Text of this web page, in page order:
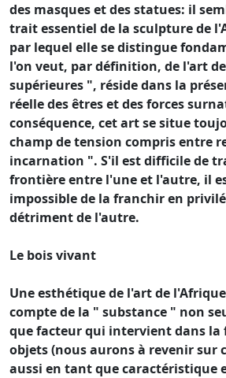
des masques et des statues: il
trait essentiel de la sculpture de
par lequel elle se distingue
l'on veut, par définition, de l'art
supérieures ", réside dans la
réelle des êtres et des forces
conséquence, cet art se situe
champ de tension compris entre
incarnation ". S'il est difficile de
frontière entre l'une et l'autre, il
impossible de la franchir en
détriment de l'autre.
Le bois vivant
Une esthétique de l'art de
compte de la " substance " non
que facteur qui intervient dans la
objets (nous aurons à revenir sur
aussi en tant que caractéristique